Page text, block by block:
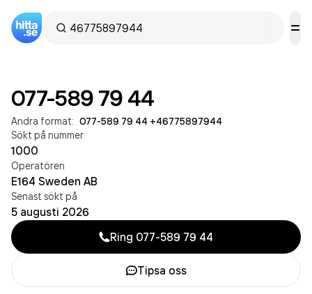
077-589 79 44
Andra format: 077-589 79 44 +46775897944
Sökt på nummer
1000
Operatören
E164 Sweden AB
Senast sökt på
5 augusti 2026
Ring 077-589 79 44
Tipsa oss